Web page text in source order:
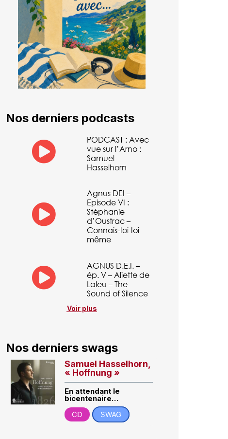
Nos derniers podcasts
PODCAST : Avec
vue sur l’Arno :
Samuel
Hasselhorn
Agnus DEI –
Episode VI :
Stéphanie
d’Oustrac –
Connais-toi toi
même
AGNUS D.E.I. –
ép. V – Aliette de
Laleu – The
Sound of Silence
Voir plus
Nos derniers swags
Samuel Hasselhorn,
« Hoffnung »
En attendant le
bicentenaire…
CD
SWAG